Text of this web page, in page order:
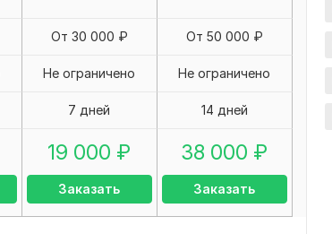
От 30 000 ₽ От 50 000 ₽
Не ограничено Не ограничено
7 дней 14 дней
19 000 ₽
Заказать
38 000 ₽
Заказать